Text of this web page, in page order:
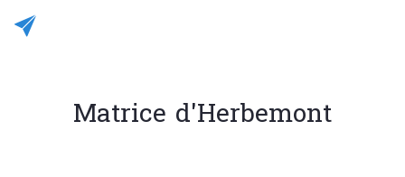
Matrice d'Herbemont